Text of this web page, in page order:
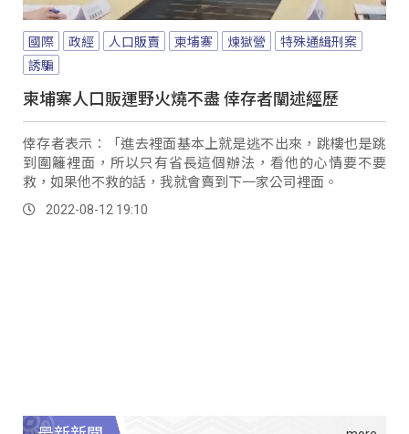
國際 政經 人口販賣 柬埔寨 煉獄營
特殊通緝刑案
誘騙
柬埔寨人口販運野火燒不盡 倖存者闡述經歷
倖存者表示：「進去裡面基本上就是逃不出來，跳樓也是跳
到圍籬裡面，所以只有省長這個辦法，看他的心情要不要
救，如果他不救的話，我就會賣到下一家公司裡面。
2022-08-12 19:10